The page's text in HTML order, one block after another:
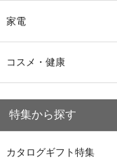
家電
コスメ・健康
特集から探す
カタログギフト特集